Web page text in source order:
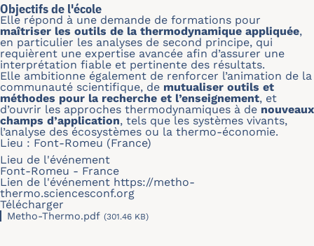
Objectifs de l'école
Elle répond à une demande de formations pour
maîtriser les outils de la thermodynamique appliquée,
en particulier les analyses de second principe, qui
requièrent une expertise avancée afin d’assurer une
interprétation fiable et pertinente des résultats.
Elle ambitionne également de renforcer l’animation de la
communauté scientifique, de mutualiser outils et
méthodes pour la recherche et l’enseignement, et
d’ouvrir les approches thermodynamiques à de nouveaux
champs d’application, tels que les systèmes vivants,
l’analyse des écosystèmes ou la thermo-économie.
Lieu : Font-Romeu (France)
Lieu de l'événement
Font-Romeu - France
Lien de l'événement https://metho-
thermo.sciencesconf.org
Télécharger
Metho-Thermo.pdf (301.46 KB)